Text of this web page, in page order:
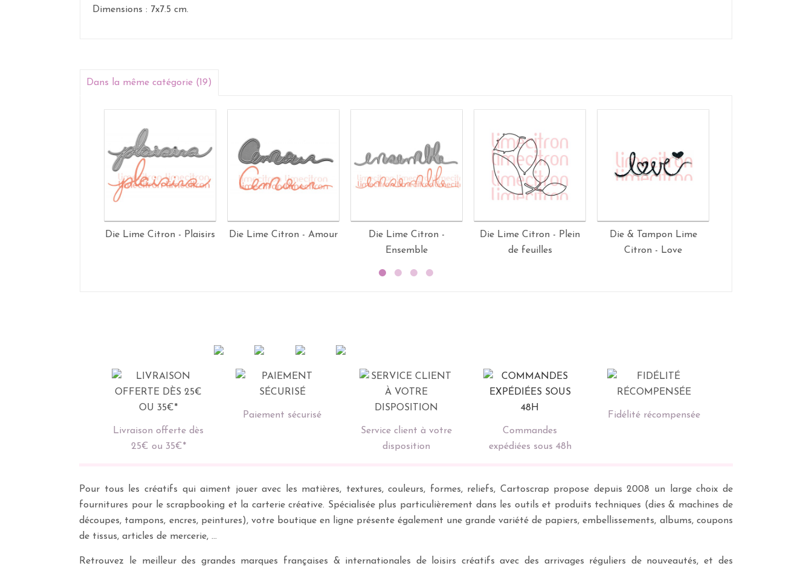
Dimensions : 7x7.5 cm.
Dans la même catégorie (19)
Die Lime Citron - Plaisirs Die Lime Citron - Amour
Die Lime Citron -
Ensemble
Die Lime Citron - Plein
de feuilles
Die & Tampon Lime
Citron - Love
Livraison offerte dès
25€ ou 35€*
Paiement sécurisé
Service client à votre
disposition
Commandes
expédiées sous 48h
Fidélité récompensée
Pour tous les créatifs qui aiment jouer avec les matières, textures, couleurs, formes, reliefs, Cartoscrap propose depuis 2008 un large choix de
fournitures pour le scrapbooking et la carterie créative. Spécialisée plus particulièrement dans les outils et produits techniques (dies & machines de
découpes, tampons, encres, peintures), votre boutique en ligne présente également une grande variété de papiers, embellissements, albums, coupons
de tissus, articles de mercerie, …
Retrouvez le meilleur des grandes marques françaises & internationales de loisirs créatifs avec des arrivages réguliers de nouveautés, et des